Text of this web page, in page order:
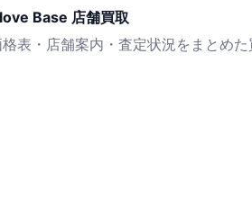
Base 店舗買取
表・店舗案内・査定状況をまとめた